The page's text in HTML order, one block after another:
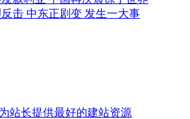
击 中东正剧变 发生一大事
站长提供最好的建站资源